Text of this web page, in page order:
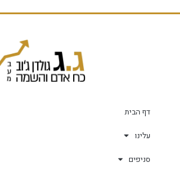
דף הבית
עלינו
סניפים